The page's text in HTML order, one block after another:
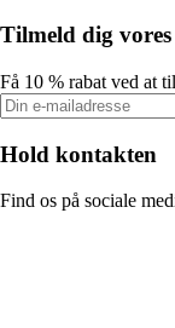
Tilmeld dig
Få 10 % rabat ved at
Hold kontakten
Find os på sociale